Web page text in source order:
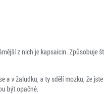
z nich je kapsaicin. Způsobuje
v žaludku, a ty sdělí mozku, že
být opačné.